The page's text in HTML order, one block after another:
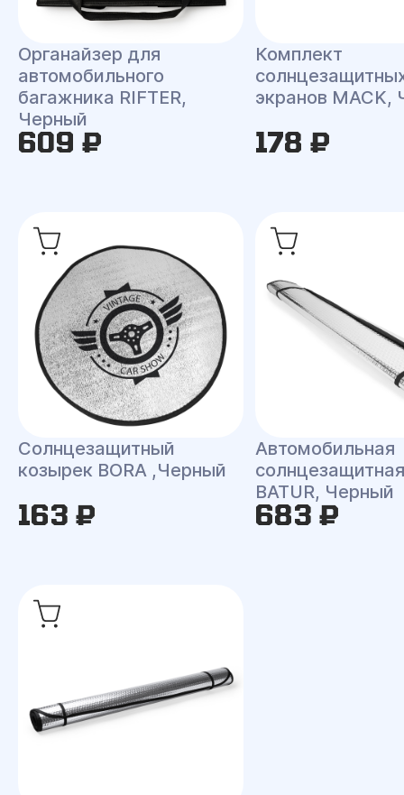
Органайзер для
автомобильного
багажника RIFTER,
Черный
609 ₽
Комплект
экранов MACK,
178 ₽
Солнцезащитный
козырек BORA ,Черный
163 ₽
Автомобильная
BATUR, Черный
683 ₽